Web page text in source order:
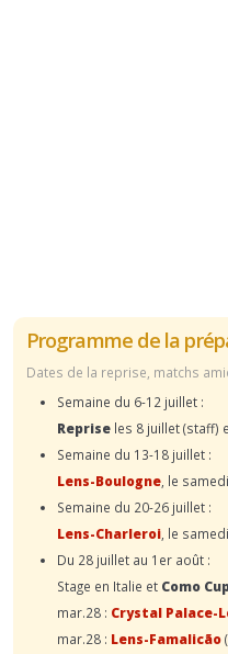
Programme de la
Dates de la reprise, matchs
Semaine du 6-12 juillet :
Reprise les 8 juillet (staff)
Semaine du 13-18 juillet :
Lens-Boulogne , le
Semaine du 20-26 juillet :
Lens-Charleroi , le
Du 28 juillet au 1er août :
Stage en Italie et Como
mar.28 : Crystal Palace-
mar.28 : Lens-Famalicão